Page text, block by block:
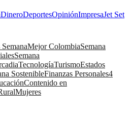
DineroDeportesOpiniónImpresaJet Set
Mejor ColombiaSemana
Semana
TecnologíaTurismoEstados
SostenibleFinanzas Personales4
Contenido en
Mujeres